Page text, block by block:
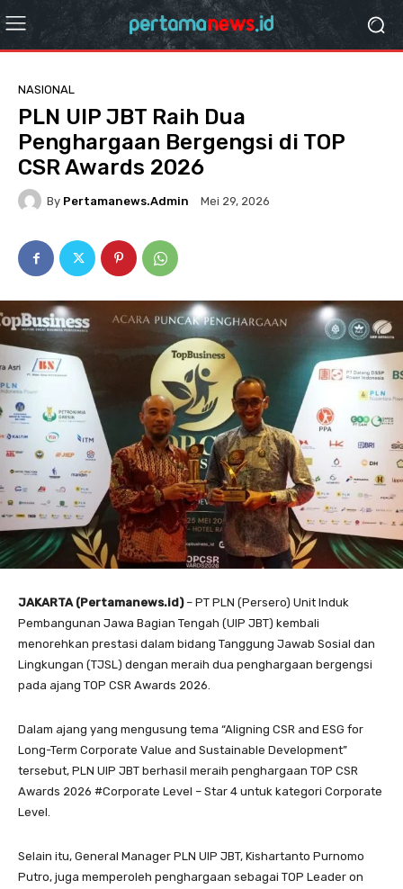
NASIONAL
PLN UIP JBT Raih Dua
Penghargaan Bergengsi di TOP
CSR Awards 2026
By Pertamanews.admin Mei 29, 2026
JAKARTA (Pertamanews.id)– PT PLN (Persero) Unit Induk
Pembangunan Jawa Bagian Tengah (UIP JBT) kembali
menorehkan prestasi dalam bidang Tanggung Jawab Sosial dan
Lingkungan (TJSL) dengan meraih dua penghargaan bergengsi
pada ajang TOP CSR Awards 2026.
Dalam ajang yang mengusung tema “Aligning CSR and ESG for
Long-Term Corporate Value and Sustainable Development”
tersebut, PLN UIP JBT berhasil meraih penghargaan TOP CSR
Awards 2026 #Corporate Level – Star 4 untuk kategori Corporate
Level.
Selain itu, General Manager PLN UIP JBT, Kishartanto Purnomo
Putro, juga memperoleh penghargaan sebagai TOP Leader on